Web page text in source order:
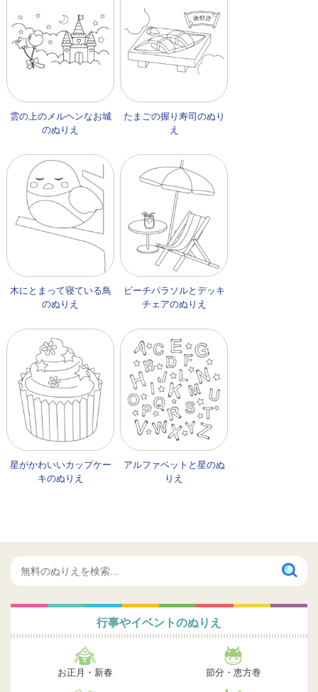
雲の上のメルヘンなお城
のぬりえ
たまごの握り寿司のぬり
え
木にとまって寝ている鳥
のぬりえ
ビーチパラソルとデッキ
チェアのぬりえ
星がかわいいカップケー
キのぬりえ
アルファベットと星のぬ
りえ
行事やイベントのぬりえ
お正月・新春 節分・恵方巻